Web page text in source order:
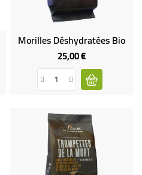
Morilles Déshydratées Bio
25,00 €Prix